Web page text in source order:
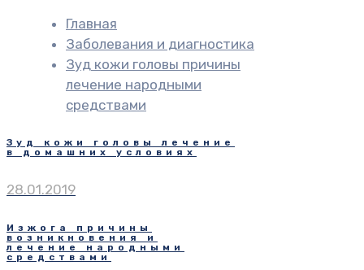
Главная
Заболевания и диагностика
Зуд кожи головы причины
лечение народными
средствами
Зуд кожи головы лечение
в домашних условиях
28.01.2019
Изжога причины
возникновения и
лечение народными
средствами